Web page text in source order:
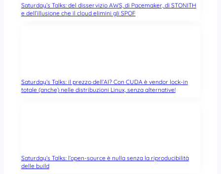
Saturday’s Talks: del disservizio AWS, di Pacemaker, di STONITH
e dell’illusione che il cloud elimini gli SPOF
Saturday’s Talks: il prezzo dell’AI? Con CUDA è vendor lock-in
totale (anche) nelle distribuzioni Linux, senza alternative!
Saturday’s Talks: l’open-source è nulla senza la riproducibilità
delle build